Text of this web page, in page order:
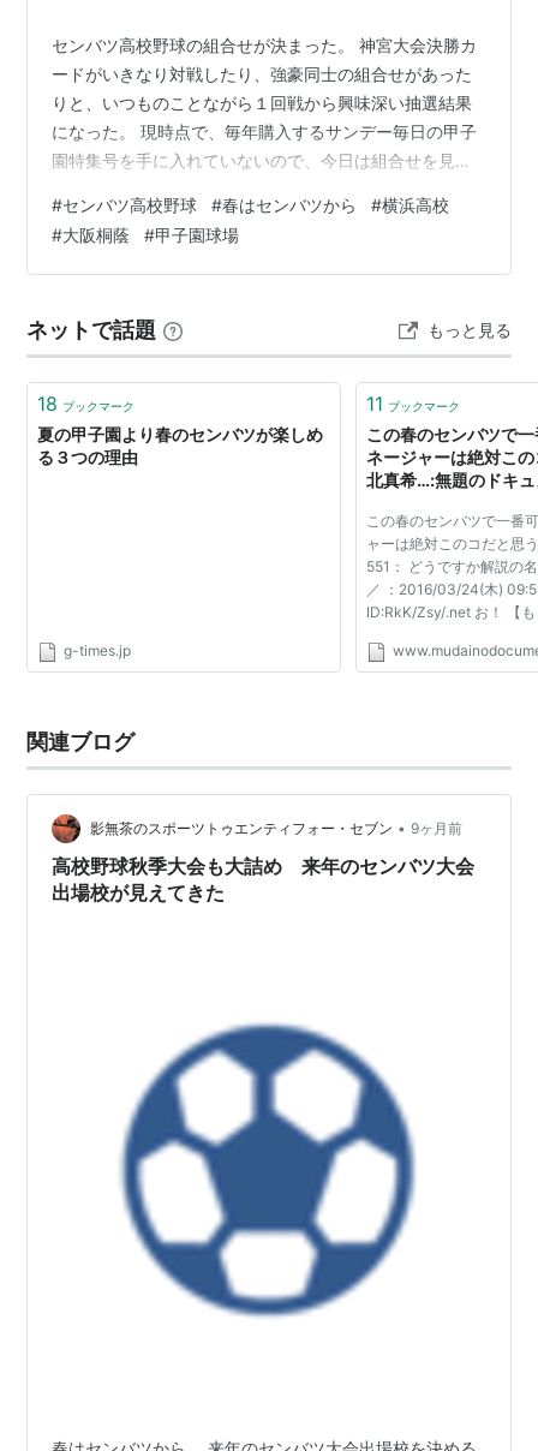
センバツ高校野球の組合せが決まった。 神宮大会決勝カ
ードがいきなり対戦したり、強豪同士の組合せがあった
りと、いつものことながら１回戦から興味深い抽選結果
になった。 現時点で、毎年購入するサンデー毎日の甲子
園特集号を手に入れていないので、今日は組合せを見て
決勝迄組合せが決まっており予想は立てやすい。 よく死
のゾーンと言われるが、強豪と言われる高校が同じゾー
ンに入る事もある。 これも組合せの妙ではある。
村学園、花巻東、智辯学園のゾーン。 ここが今回は死の
ゾーンと言わせてもらう。 上…
#センバツ高校野球 #春はセンバツから #横浜高校
#大阪桐蔭 #甲子園球場
ネットで話題 もっと見る
18 ブックマーク
夏の甲子園より春のセンバツが楽しめ
る３つの理由
g-times.jp
11 ブックマーク
この春のセンバツで
ネージャーは絶対こ
北真希…:無題のドキ
この春のセンバツで一番
ャーは絶対このコだと
551： どうですか解説の
／ ：2016/03/24(木)
ID:RkK/Zsy/.net お！ 【
ト』を読んだら】 988：
関連ブログ
影無茶のスポーツトゥエンティフォー・セブン • 9ヶ月前
高校野球秋季大会も大詰め 来年のセンバツ大会
出場校が見えてきた